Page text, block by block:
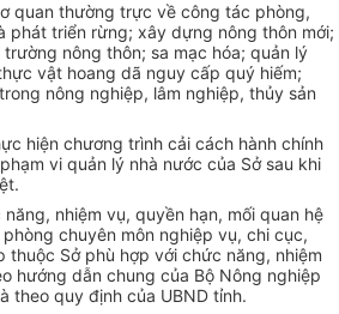
quan thường trực về công tác phòng,
phát triển rừng; xây dựng nông thôn mới;
trường nông thôn; sa mạc hóa; quản lý
vật hoang dã nguy cấp quý hiếm;
nông nghiệp, lâm nghiệp, thủy sản
hiện chương trình cải cách hành chính
vi quản lý nhà nước của Sở sau khi
nhiệm vụ, quyền hạn, mối quan hệ
chuyên môn nghiệp vụ, chi cục,
thuộc Sở phù hợp với chức năng, nhiệm
hướng dẫn chung của Bộ Nông nghiệp
theo quy định của UBND tỉnh.